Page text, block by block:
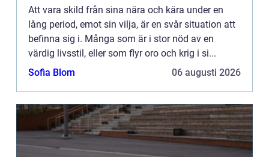
Att vara skild från sina nära och kära under en
lång period, emot sin vilja, är en svår situation att
befinna sig i. Många som är i stor nöd av en
värdig livsstil, eller som flyr oro och krig i si...
Sofia Blom
06 augusti 2026